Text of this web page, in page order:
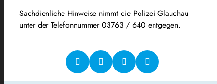
Sachdienliche Hinweise nimmt die Polizei Glauchau
unter der Telefonnummer 03763 / 640 entgegen.